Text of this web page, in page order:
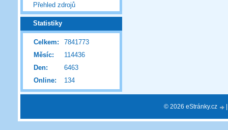
Přehled zdrojů
Statistiky
Online: 134
Celkem:
7841773
Měsíc:
114436
Den:
6463
© 2026 eStránky.cz